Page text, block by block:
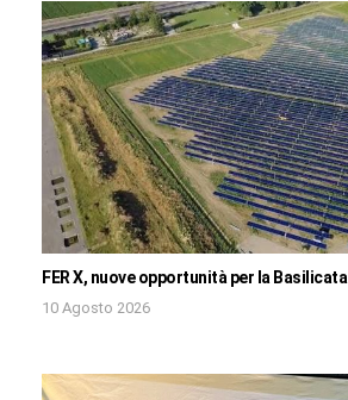
FER X, nuove opportunità per la Basilicata
10 Agosto 2026